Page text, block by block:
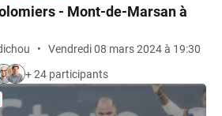
- Mont-de-Marsan à
•
Vendredi 08 mars 2024 à 19:30
+ 24 participants